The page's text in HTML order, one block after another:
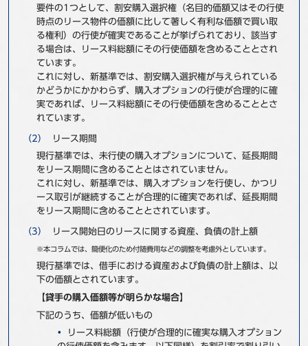
要件の1つとして、割安購入選択権（名目的価額又はその行使
時点のリース物件の価額に比して著しく有利な価額で買い取
る権利）の行使が確実であることが挙げられており、該当す
る場合は、リース料総額にその行使価額を含めることとされ
ています。
これに対し、新基準では、割安購入選択権が与えられている
かどうかにかかわらず、購入オプションの行使が合理的に確
実であれば、リース料総額にその行使価額を含めることとさ
れています。
リース期間
現行基準では、未行使の購入オプションについて、延長期間
をリース期間に含めることとはされていません。
これに対し、新基準では、購入オプションを行使し、かつリ
ース取引が継続することが合理的に確実であれば、延長期間
をリース期間に含めることとされています。
リース開始日のリースに関する資産、負債の計上額
※本コラムでは、簡便化のため付随費用などの調整を考慮外としています。
現行基準では、借手における資産および負債の計上額は、以
下の価額とされています。
【貸手の購入価額等が明らかな場合】
下記のうち、価額が低いもの
リース料総額（行使が合理的に確実な購入オプション